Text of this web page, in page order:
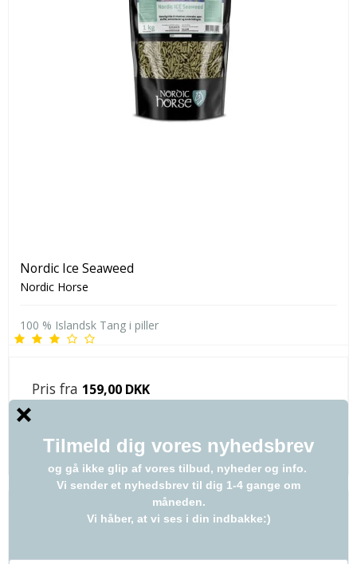
Nordic Ice Seaweed
Nordic Horse
100 % Islandsk Tang i piller
Pris fra 159,00 DKK